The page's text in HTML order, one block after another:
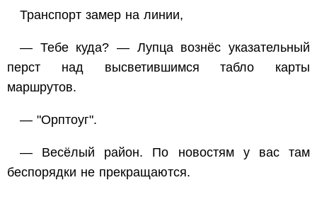
Транспорт замер на линии,
— Тебе куда? — Лупца вознёс указательный
перст над высветившимся табло карты
маршрутов.
— "Орптоуг".
— Весёлый район. По новостям у вас там
беспорядки не прекращаются.